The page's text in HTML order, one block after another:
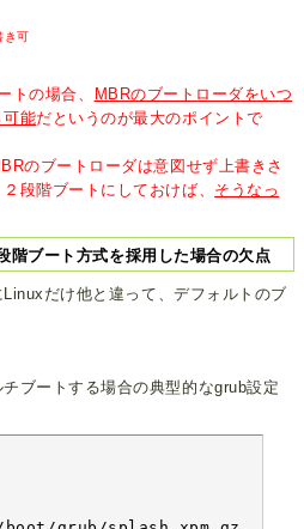
可
トの場合、 MBRのブートローダをいつ
可能だというのが最大のポイントで
のブートローダは意図せず上書きさ
段階ブートにしておけば、 そうなっ
ブート方式を採用した場合の欠点
だけ他と違って、デフォルトのブ
ブートする場合の典型的なgrub設定